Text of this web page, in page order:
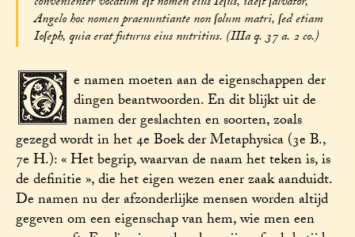
Angelo hoc nomen praenuntiante non ſolum matri, ſed etiam
Ioſeph, quia erat futurus eius nutritius. (IIIa q. 37 a. 2 co.)
D e namen moeten aan de eigenschappen der
dingen beantwoorden. En dit blijkt uit de
namen der geslachten en soorten, zoals
gezegd wordt in het 4e Boek der Metaphysica (3e B.,
7e H.): « Het begrip, waarvan de naam het teken is, is
de definitie », die het eigen wezen ener zaak aanduidt.
De namen nu der afzonderlijke mensen worden altijd
gegeven om een eigenschap van hem, wie men een